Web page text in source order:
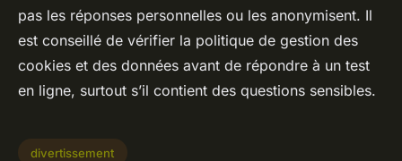
pas les réponses personnelles ou les anonymisent. Il
est conseillé de vérifier la politique de gestion des
cookies et des données avant de répondre à un test
en ligne, surtout s’il contient des questions sensibles.
divertissement